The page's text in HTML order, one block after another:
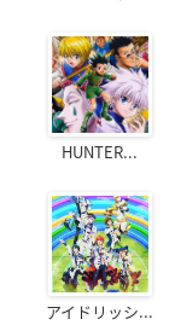
HUNTER...
アイドリッシ...